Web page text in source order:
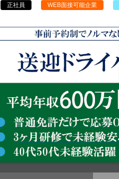
正社員 WEB面接可能企業